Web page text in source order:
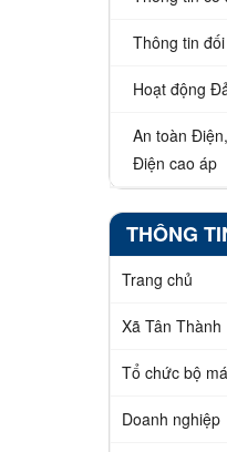
Thông tin
Hoạt động
An toàn
Điện cao áp
THÔNG
Trang chủ
Xã Tân Thành
Tổ chức bộ
Doanh nghiệp